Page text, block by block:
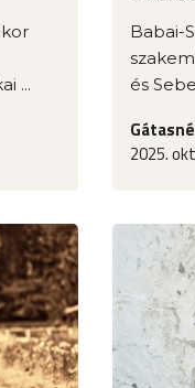
...
Babai-
és
2025.